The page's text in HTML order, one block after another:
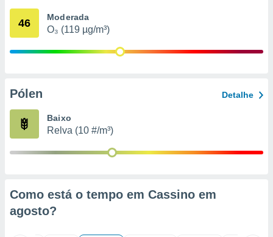
através
estudos
1199
46 Moderada
O₃ (119 µg/m³)
Pólen Detalhe
Baixo
Relva (10 #/m³)
Como está o tempo em Cassino em
agosto?